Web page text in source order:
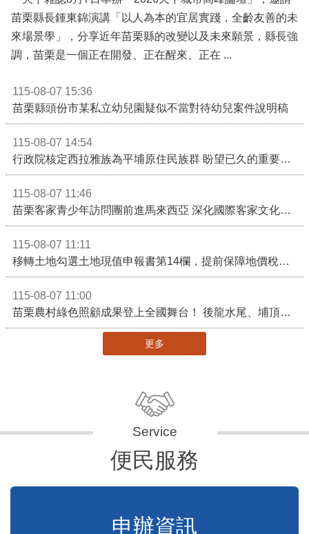
苗栗縣長鍾東錦演講「以人為本的宜居實踐，全齡友善的未
來場景學」，分享近年苗栗縣的改變以及未來願景，縣長強
115-08-07 15:36
苗栗縣頭份市某私立幼兒園疑似不當對待幼兒案件說明稿
115-08-07 14:54
115-08-07 11:46
115-08-07 11:11
115-08-07 11:00
更多
便民服務
申辦資訊